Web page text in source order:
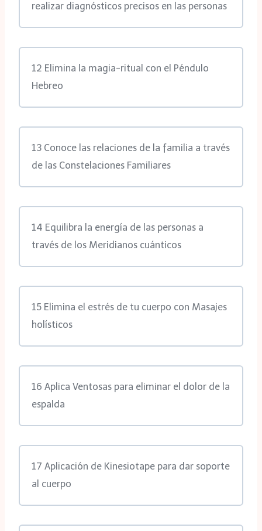
realizar diagnósticos precisos en las personas
12 Elimina la magia-ritual con el Péndulo
Hebreo
13 Conoce las relaciones de la familia a través
de las Constelaciones Familiares
14 Equilibra la energía de las personas a
través de los Meridianos cuánticos
15 Elimina el estrés de tu cuerpo con Masajes
holísticos
16 Aplica Ventosas para eliminar el dolor de la
espalda
17 Aplicación de Kinesiotape para dar soporte
al cuerpo